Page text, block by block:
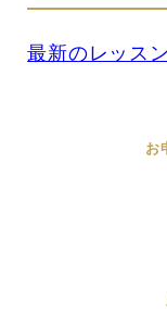
最新のレッス
お